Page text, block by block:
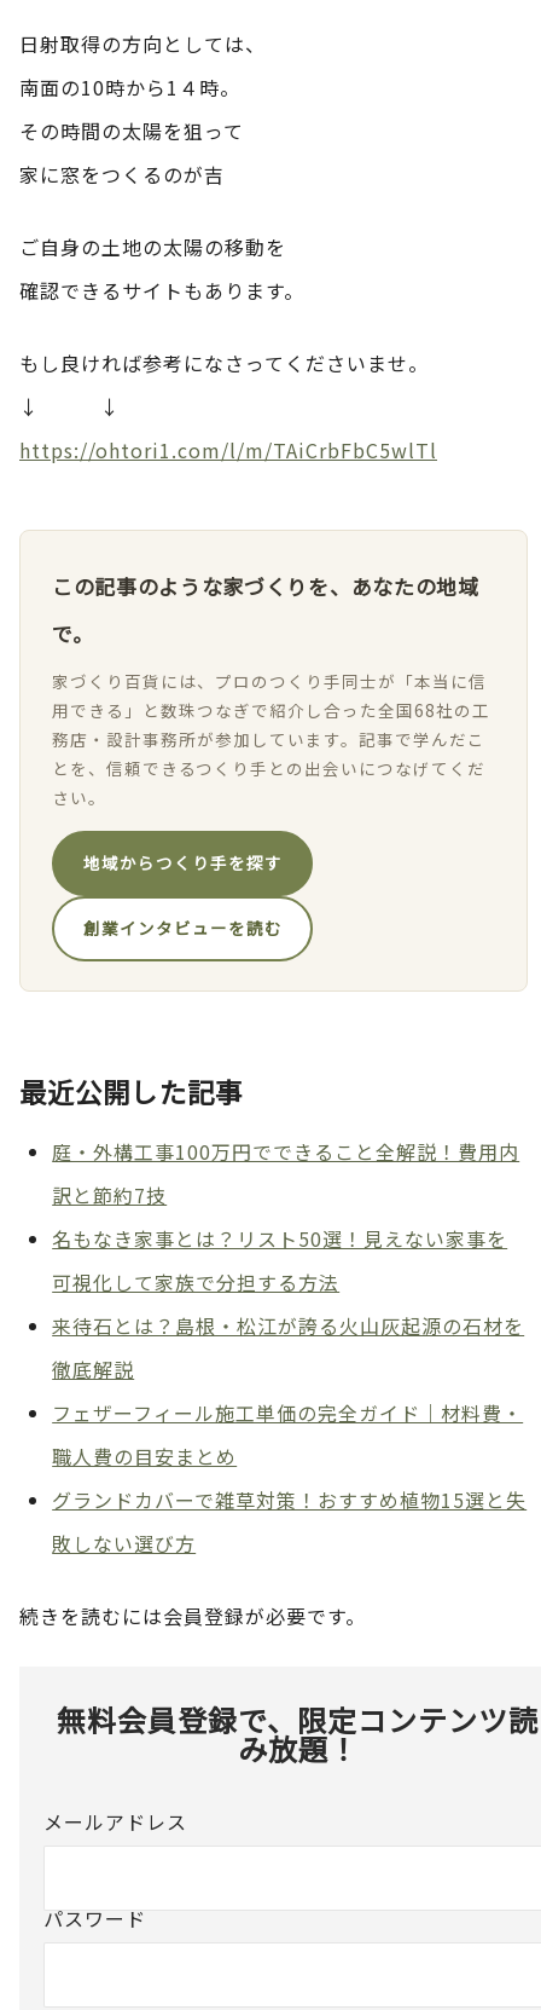
日射取得の方向としては、
南面の10時から1４時。
その時間の太陽を狙って
家に窓をつくるのが吉
ご自身の土地の太陽の移動を
確認できるサイトもあります。
もし良ければ参考になさってくださいませ。
↓ ↓
https://ohtori1.com/l/m/TAiCrbFbC5wlTl
この記事のような家づくりを、あなたの地域
で。
家づくり百貨には、プロのつくり手同士が「本当に信
用できる」と数珠つなぎで紹介し合った全国68社の工
務店・設計事務所が参加しています。記事で学んだこ
とを、信頼できるつくり手との出会いにつなげてくだ
さい。
地域からつくり手を探す
創業インタビューを読む
最近公開した記事
庭・外構工事100万円でできること全解説！費用内
訳と節約7技
名もなき家事とは？リスト50選！見えない家事を
可視化して家族で分担する方法
来待石とは？島根・松江が誇る火山灰起源の石材を
徹底解説
フェザーフィール施工単価の完全ガイド｜材料費・
職人費の目安まとめ
グランドカバーで雑草対策！おすすめ植物15選と失
敗しない選び方
続きを読むには会員登録が必要です。
無料会員登録で、限定コンテンツ読
み放題！
メールアドレス
パスワード